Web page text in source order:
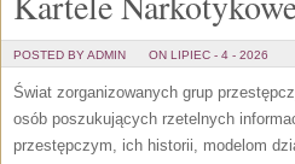
POSTED BY ADMIN ON LIPIEC - 4 - 2026
Świat zorganizowanych grup
osób poszukujących rzetelnych
przestępczym, ich historii, modelom